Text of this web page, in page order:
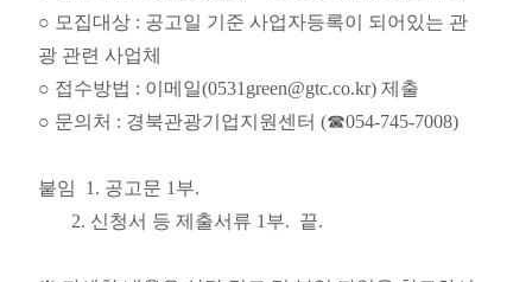
○ 모집대상 : 공고일 기준 사업자등록이 되어있는 관
광 관련 사업체
○ 접수방법 : 이메일(0531green@gtc.co.kr) 제출
○ 문의처 : 경북관광기업지원센터 (☎054-745-7008)
붙임 1. 공고문 1부.
2. 신청서 등 제출서류 1부. 끝.